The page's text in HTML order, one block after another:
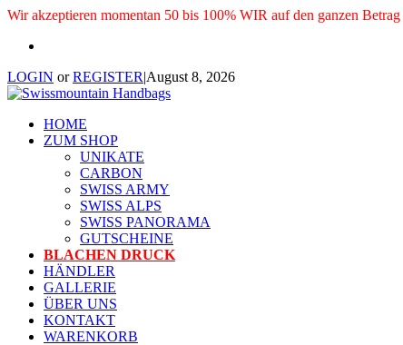
Wir akzeptieren momentan 50 bis 100% WIR auf den ganzen Betrag
LOGIN orREGISTER|August 8, 2026
HOME
ZUM SHOP
UNIKATE
CARBON
SWISS ARMY
SWISS ALPS
SWISS PANORAMA
GUTSCHEINE
BLACHEN DRUCK
HÄNDLER
GALLERIE
ÜBER UNS
KONTAKT
WARENKORB